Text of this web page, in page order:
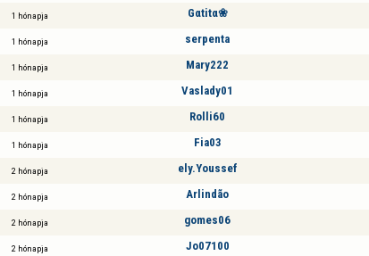
1 hónapja Gαtitα❀
1 hónapja serpenta
1 hónapja Mary222
1 hónapja Vaslady01
1 hónapja Rolli60
1 hónapja Fia03
2 hónapja ely.Youssef
2 hónapja Arlindão
2 hónapja gomes06
2 hónapja Jo07100